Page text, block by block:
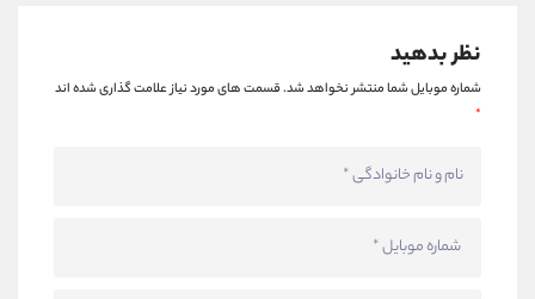
نظر بدهید
شماره موبایل شما منتشر نخواهد شد.قسمت های مورد نیاز علامت گذاری شده اند
*